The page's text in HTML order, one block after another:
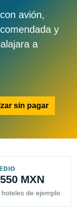
avión,
y
a
sin pagar
MXN
hoteles de ejemplo